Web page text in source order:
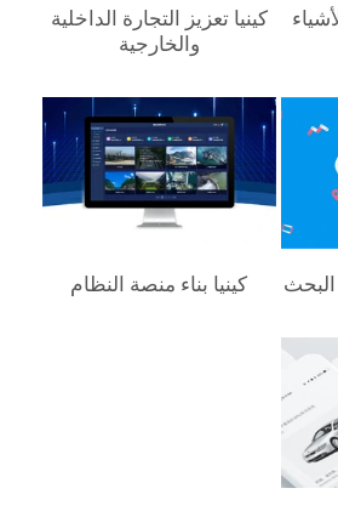
كينيا‎ تعزيز التجارة الداخلية
والخارجية
كينيا‎ بناء منصة النظام